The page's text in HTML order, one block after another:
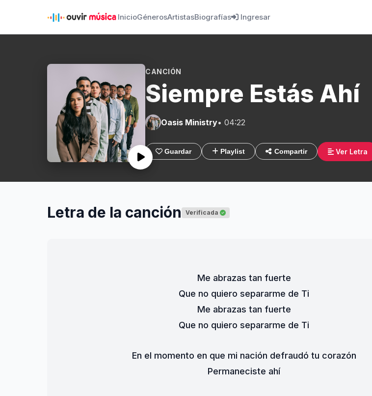
InicioGénerosArtistasBiografías Ingresar
CANCIÓN
Siempre Estás Ahí
Oasis Ministry• 04:22
Guardar Playlist Compartir Ver Letra
Letra de la canción Verificada
Me abrazas tan fuerte
Que no quiero separarme de Ti
Me abrazas tan fuerte
Que no quiero separarme de Ti
En el momento en que mi nación defraudó tu corazón
Permaneciste ahí